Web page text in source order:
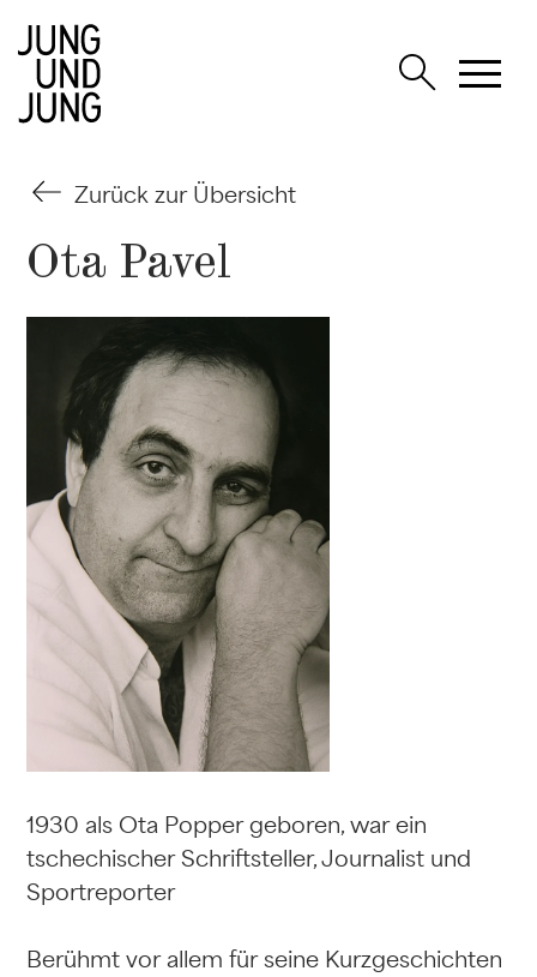
Zurück zur Übersicht
Ota Pavel
1930 als Ota Popper geboren, war ein
tschechischer Schriftsteller, Journalist und
Sportreporter
Berühmt vor allem für seine Kurzgeschichten